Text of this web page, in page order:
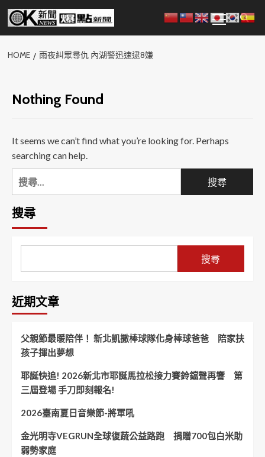
Skip
content
Menu
HOME 雨夜糾眾尋仇 內湖警迅速逮8嫌
Nothing Found
It seems we can’t find what you’re looking for. Perhaps
searching can help.
搜
尋
關
鍵
搜尋
搜尋
近期文章
父親節最暖陪伴！ 新北凱撒棒球隊化身棒球爸爸 陪家扶
孩子揮出夢想
耶誕快追! 2026新北市耶誕馬拉松接力賽鈴鐺聲再響 第
三屆登場 手刀即刻報名!
2026臺南夏日音樂節-將軍吼
金光明寺VEGRUN全球復蔬公益路跑 捐贈700包白米助
弱勢家庭